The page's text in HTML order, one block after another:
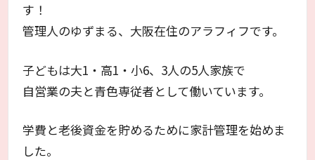
す！
管理人のゆずまる、大阪在住のアラフィフです。
子どもは大1・高1・小6、3人の5人家族で
自営業の夫と青色専従者として働いています。
学費と老後資金を貯めるために家計管理を始めま
した。